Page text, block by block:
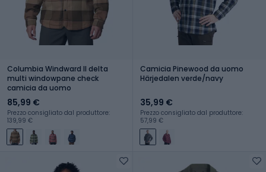
Columbia Windward II delta
multi windowpane check
camicia da uomo
85,99 €
Prezzo consigliato dal produttore:
139,99 €
Camicia Pinewood da uomo
Härjedalen verde/navy
35,99 €
Prezzo consigliato dal produttore:
57,99 €